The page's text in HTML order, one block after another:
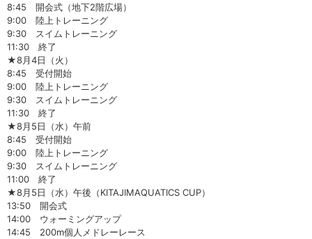
8:45 開会式（地下2階広場）
9:00 陸上トレーニング
9:30 スイムトレーニング
11:30 終了
★8月4日（火）
8:45 受付開始
9:00 陸上トレーニング
9:30 スイムトレーニング
11:30 終了
★8月5日（水）午前
8:45 受付開始
9:00 陸上トレーニング
9:30 スイムトレーニング
11:00 終了
★8月5日（水）午後（KITAJIMAQUATICS CUP）
13:50 開会式
14:00 ウォーミングアップ
14:45 200m個人メドレーレース